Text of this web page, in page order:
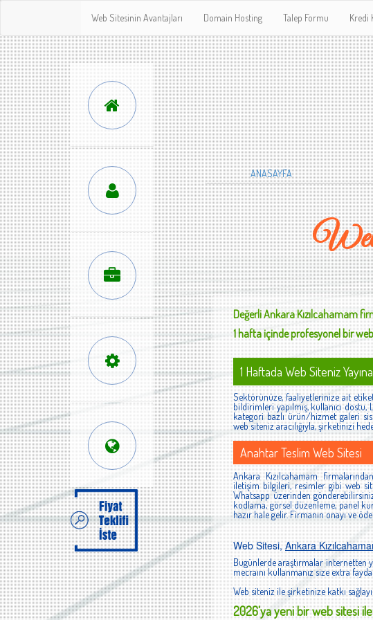
Web Sitesinin Avantajları Domain Hosting Talep Formu Kredi
ANASAYFA
DeğerliAnkara Kızılcahamam
1 hafta içinde profesyonel bir
1 Haftada Web Siteniz
Sektörünüze, faaliyetlerinize ait
bildirimleri yapılmış, kullanıcı
kategori bazlı ürün/hizmet galeri
web siteniz aracılığıyla, şirketinizi
Anahtar Teslim Web Sitesi
Ankara Kızılcahamam
iletişim bilgileri, resimler gibi web
Whatsapp üzerinden
kodlama, görsel düzenleme, panel
hazır hale gelir. Firmanın onayı ve
Web Sitesi,Ankara
Bugünlerde araştırmalar internetten
mecraını kullanmanız size extra
Web siteniz ile şirketinize katkı
2026'ya yeni bir web sitesi